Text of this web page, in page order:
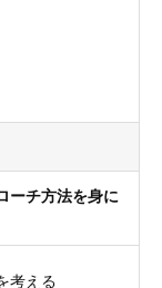
ーチ方法を身に
考える